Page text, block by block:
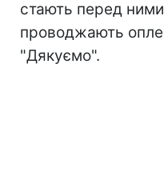
стають перед ними
проводжають
"Дякуємо".